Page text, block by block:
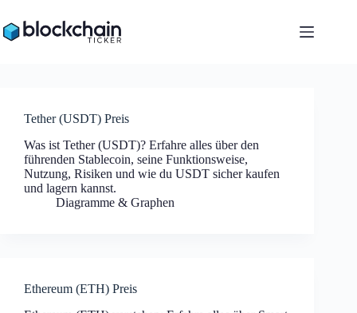
Inhalt
springen
Tether (USDT) Preis
Was ist Tether (USDT)? Erfahre alles über den
führenden Stablecoin, seine Funktionsweise,
Nutzung, Risiken und wie du USDT sicher kaufen
und lagern kannst.
Diagramme & Graphen
Ethereum (ETH) Preis